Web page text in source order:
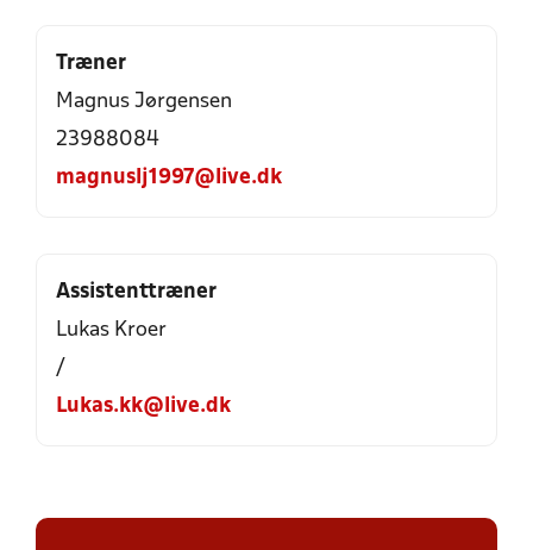
Træner
Magnus Jørgensen
23988084
magnuslj1997@live.dk
Assistenttræner
Lukas Kroer
/
Lukas.kk@live.dk